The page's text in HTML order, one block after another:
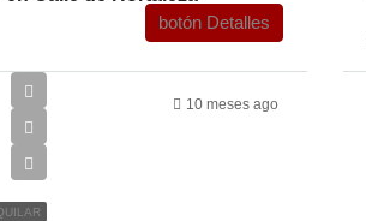
botón Detalles
10 meses ago